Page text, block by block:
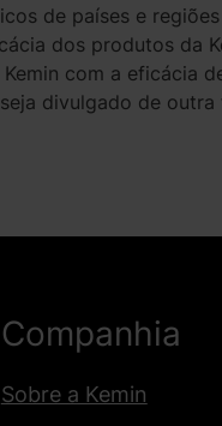
de países e
dos produtos da
com a eficácia
divulgado de
Companhia
Sobre a Kemin